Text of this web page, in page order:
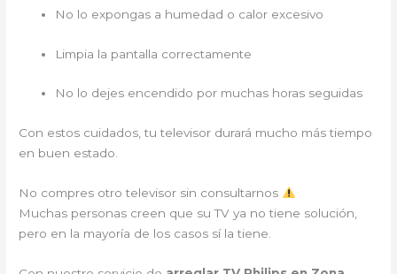
No lo expongas a humedad o calor excesivo
Limpia la pantalla correctamente
No lo dejes encendido por muchas horas seguidas
Con estos cuidados, tu televisor durará mucho más tiempo
en buen estado.
No compres otro televisor sin consultarnos
Muchas personas creen que su TV ya no tiene solución,
pero en la mayoría de los casos sí la tiene.